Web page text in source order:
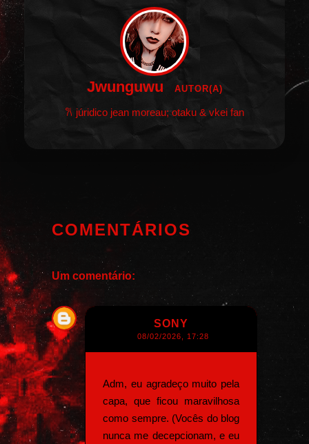
Jwunguwu AUTOR(A)
𐙚 júridico jean moreau; otaku & vkei fan
COMENTÁRIOS
Um comentário:
SONY
08/02/2026, 17:28
Adm, eu agradeço muito pela
capa, que ficou maravilhosa
como sempre. (Vocês do blog
nunca me decepcionam, e eu